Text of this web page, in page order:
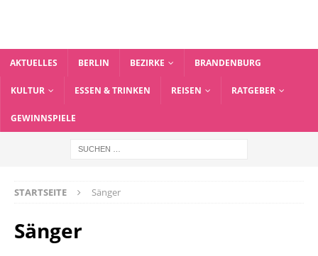
AKTUELLES BERLIN BEZIRKE BRANDENBURG
KULTUR ESSEN & TRINKEN REISEN RATGEBER
GEWINNSPIELE
STARTSEITE Sänger
Sänger